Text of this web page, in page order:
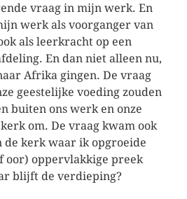
vraag in mijn werk. En
werk als voorganger van
als leerkracht op een
En dan niet alleen nu,
Afrika gingen. De vraag
geestelijke voeding zouden
buiten ons werk en onze
om. De vraag kwam ook
de kerk waar ik opgroeide
oor) oppervlakkige preek
blijft de verdieping?